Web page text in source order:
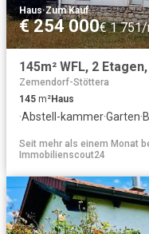
Haus·Zum Kauf
€ 254 000€ 1 751/
145m² WFL, 2
Zemendorf-Stöttera
145 m²Haus
·Abstell-kammer·Garten·
Seit mehr als einem Monat
Immobilienscout24